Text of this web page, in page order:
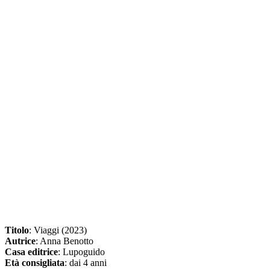
Titolo: Viaggi (2023)
Autrice: Anna Benotto
Casa editrice: Lupoguido
Età consigliata: dai 4 anni